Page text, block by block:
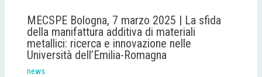
MECSPE Bologna, 7 marzo 2025 | La sfida
della manifattura additiva di materiali
metallici: ricerca e innovazione nelle
Università dell’Emilia-Romagna
news